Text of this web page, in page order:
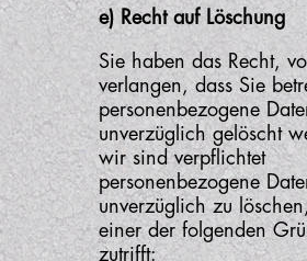
e) Recht auf Löschung
Sie haben das Recht,
verlangen, dass Sie
personenbezogene
unverzüglich gelöscht
wir sind verpflichtet
personenbezogene
unverzüglich zu
einer der folgenden
zutrifft: